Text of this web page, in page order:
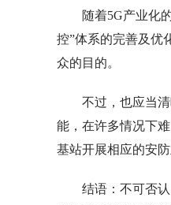
随着5G产业化
控”体系的完善及优
众的目的。
不过，也应当
能，在许多情况下
基站开展相应的安
结语：不可否